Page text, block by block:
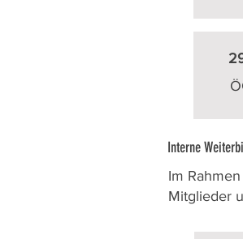
Interne
Im
Mitglieder